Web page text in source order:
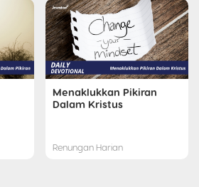
Menaklukkan Pikiran
Dalam Kristus
Renungan Harian